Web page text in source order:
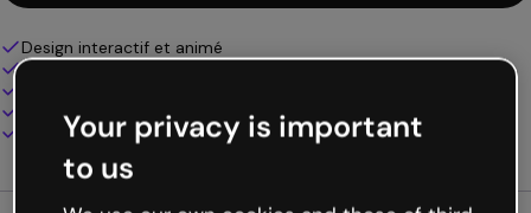
Design interactif et animé
100% personnalisable
Présentez, partagez ou publiez en ligne
Téléchargez en PDF, MP4 et autres formats
Your privacy is important
to us